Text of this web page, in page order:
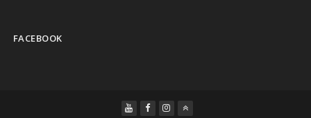
FACEBOOK